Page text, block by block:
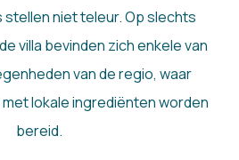
niet teleur. Op slechts
villa bevinden zich enkele van
van de regio, waar
lokale ingrediënten worden
bereid.